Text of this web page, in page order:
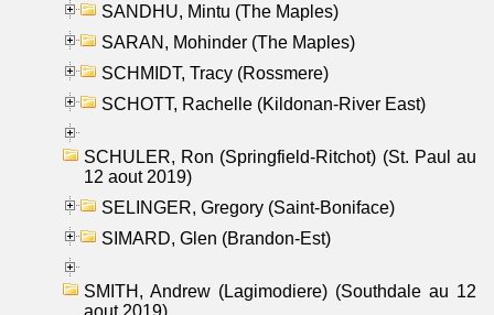
SANDHU, Mintu (The Maples)
SARAN, Mohinder (The Maples)
SCHMIDT, Tracy (Rossmere)
SCHOTT, Rachelle (Kildonan-River East)
SCHULER, Ron (Springfield-Ritchot) (St. Paul au
12 aout 2019)
SELINGER, Gregory (Saint-Boniface)
SIMARD, Glen (Brandon-Est)
SMITH, Andrew (Lagimodiere) (Southdale au 12
aout 2019)